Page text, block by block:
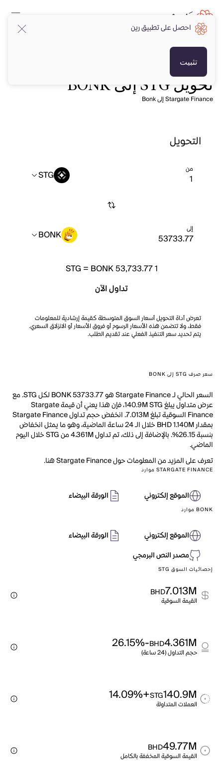
تحويل STG إلى BONK
Stargate Finance إلى Bonk
التحويل
من STG
إلى BONK
1
STG = BONK 53,733.77
تداول الآن
تعرض أداة التحويل أسعار السوق المتوسطة كقيمة إرشادية للمعلومات
فقط، ولا تتضمن هذه الأسعار الرسوم أو فروق الأسعار أو الانزلاق السعري.
يتم تحديد سعر التنفيذ الفعلي عند تقديم الطلب.
سعر صرف STG إلى BONK
السعر الحالي لـ Stargate Finance هو BONK 53733.77 لكل STG. مع
عرض متداول يبلغ 140.9M STG، فإن هذا يعني أن قيمة Stargate
Finance السوقية تبلغ 7.013M. انخفض حجم تداول Stargate Finance
بمقدار BHD 1.140M خلال الـ 24 ساعة الماضية، وهو ما يمثل انخفاض
بنسبة 26.15%. بالإضافة إلى ذلك، تم تداول 4.361M من STG خلال اليوم
الماضي.
تعرف على المزيد من المعلومات حول Stargate Finance هنا.
STARGATE FINANCE موارد
الموقع إلكتروني الورقة البيضاء
BONK موارد
الموقع إلكتروني
الورقة البيضاء
مصدر النص البرمجي
إحصائيات السوق STG
7.013M
BHD
القيمة السوقية
4.361M
BHD
-26.15%
حجم التداول (24 ساعة)
140.9M
STG
+14.09%
العملات المتداولة
49.77M
BHD
القيمة السوقية المخففة بالكامل
احصل على تطبيق رين
تثبيت